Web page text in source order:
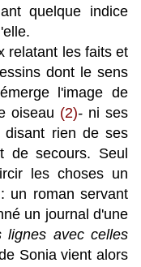
quelque indice
relatant les faits et
dont le sens
l'image de
oiseau (2)- ni ses
disant rien de ses
de secours. Seul
les choses un
un roman servant
un journal d'une
lignes avec celles
Sonia vient alors